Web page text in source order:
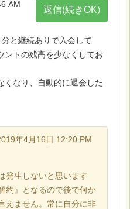
返信(続きOK)
AM
と継続ありで入会して
ントの残高を少なくしてお
くなり、自動的に退会した
年4月16日 12:20 PM
発生しないと思います
約』となるので後で何か
えません。常に自分に非